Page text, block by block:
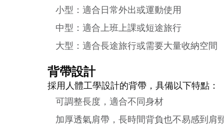
小型：適合日常外出或運動使用
中型：適合上班上課或短途旅行
大型：適合長途旅行或需要大量收納空間
背帶設計
採用人體工學設計的背帶，具備以下特點：
可調整長度，適合不同身材
加厚透氣肩帶，長時間背負也不易感到肩